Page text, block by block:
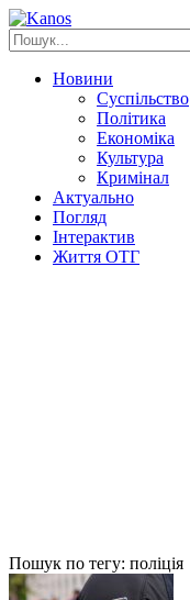
Новини
Суспільство
Політика
Економіка
Культура
Кримінал
Актуально
Погляд
Інтерактив
Життя ОТГ
Пошук по тегу: поліція